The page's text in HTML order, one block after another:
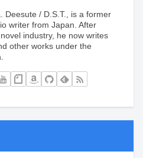
Deesute / D.S.T., is a former
writer from Japan. After
industry, he now writes
other works under the